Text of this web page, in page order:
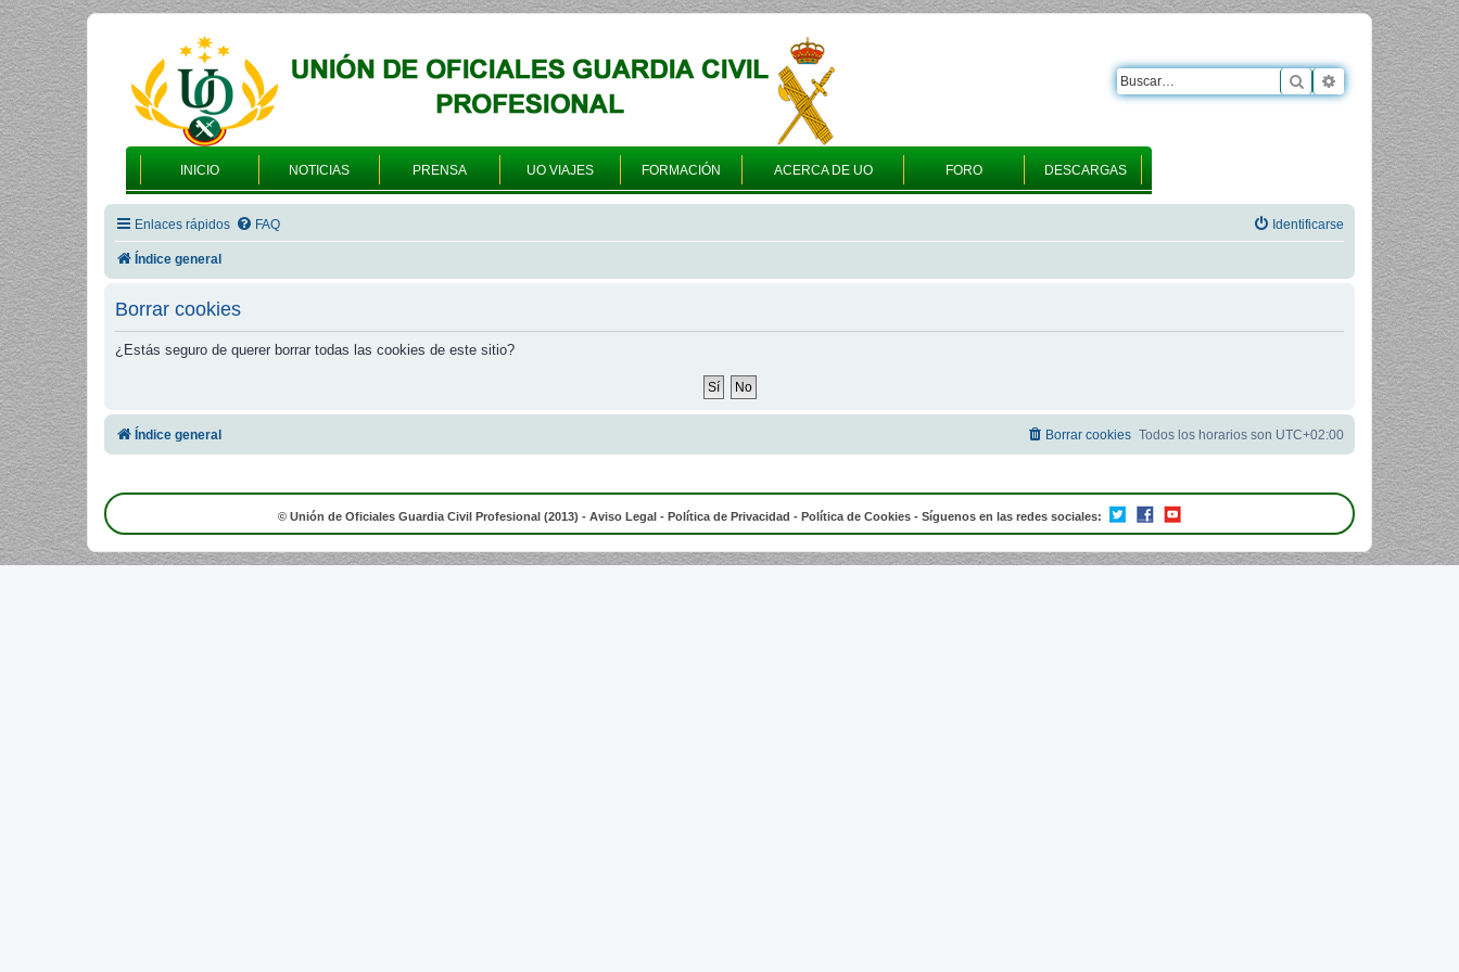
INICIO NOTICIAS PRENSA UO VIAJES FORMACIÓN ACERCA DE UO FORO DESCARGAS
Buscar Búsqueda
Enlaces rápidos FAQ Identificarse
Índice general
Borrar cookies
¿Estás seguro de querer borrar todas las cookies de este sitio?
Índice general Todos los horarios son UTC+02:00
Borrar cookies
© Unión de Oficiales Guardia Civil Profesional (2013) - Aviso Legal - Política de Privacidad - Política de Cookies - Síguenos en las redes sociales: